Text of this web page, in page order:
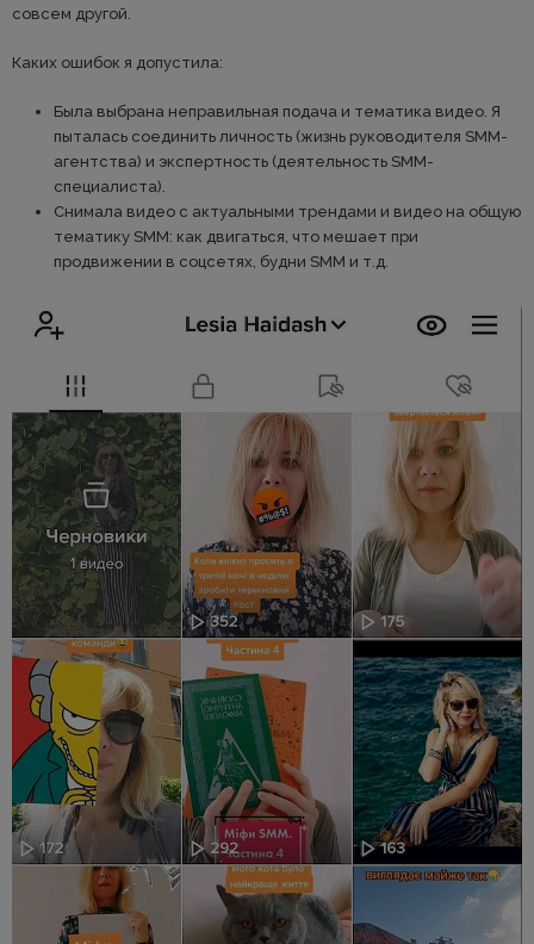
совсем другой.
Каких ошибок я допустила:
Была выбрана неправильная подача и тематика видео. Я
пыталась соединить личность (жизнь руководителя SMM-
агентства) и экспертность (деятельность SMM-
специалиста).
Снимала видео с актуальными трендами и видео на общую
тематику SMM: как двигаться, что мешает при
продвижении в соцсетях, будни SMM и т.д.